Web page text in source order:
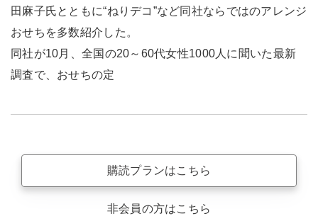
田麻子氏とともに“ねりデコ”など同社ならではのアレンジ
おせちを多数紹介した。
同社が10月、全国の20～60代女性1000人に聞いた最新
調査で、おせちの定
購読プランはこちら
非会員の方はこちら